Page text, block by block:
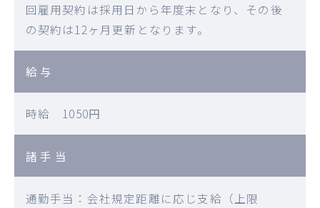
回雇用契約は採用日から年度末となり、その後
の契約は12ヶ月更新となります。
給与
時給 1050円
諸手当
通勤手当：会社規定距離に応じ支給（上限